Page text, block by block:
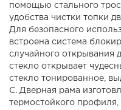
помощью стального
удобства чистки топки
Для безопасного
встроена система
случайного открывания
стекло открывает
стекло тонированное,
С. Дверная рама
термостойкого